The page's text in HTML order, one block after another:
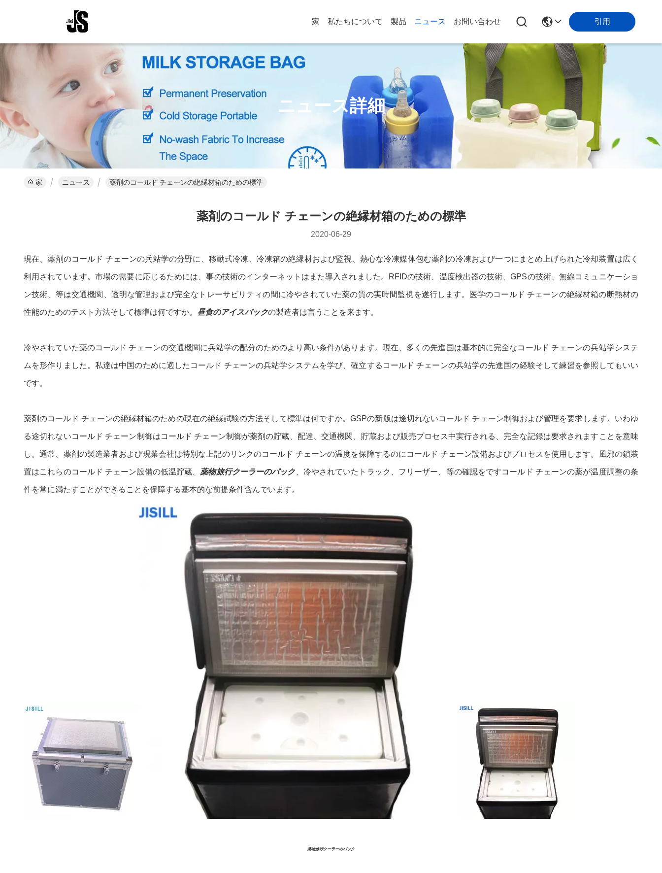
家 私たちについて 製品 ニュース お問い合わせ 引用
ニュース詳細
家 ニュース 薬剤のコールド チェーンの絶縁材箱のための標準
薬剤のコールド チェーンの絶縁材箱のための標準
2020-06-29
現在、薬剤のコールド チェーンの兵站学の分野に、移動式冷凍、冷凍箱の絶縁材および監視、熱心な冷凍媒体包む薬剤の冷凍および一つにまとめ上げられた冷却装置は広く
利用されています。市場の需要に応じるためには、事の技術のインターネットはまた導入されました。RFIDの技術、温度検出器の技術、GPSの技術、無線コミュニケーショ
ン技術、等は交通機関、透明な管理および完全なトレーサビリティの間に冷やされていた薬の質の実時間監視を遂行します。医学のコールド チェーンの絶縁材箱の断熱材の
性能のためのテスト方法そして標準は何ですか。 昼食のアイスパックの製造者は言うことを来ます。
冷やされていた薬のコールド チェーンの交通機関に兵站学の配分のためのより高い条件があります。現在、多くの先進国は基本的に完全なコールド チェーンの兵站学システ
ムを形作りました。私達は中国のために適したコールド チェーンの兵站学システムを学び、確立するコールド チェーンの兵站学の先進国の経験そして練習を参照してもいい
です。
薬剤のコールド チェーンの絶縁材箱のための現在の絶縁試験の方法そして標準は何ですか。GSPの新版は途切れないコールド チェーン制御および管理を要求します。いわゆ
る途切れないコールド チェーン制御はコールド チェーン制御が薬剤の貯蔵、配達、交通機関、貯蔵および販売プロセス中実行される、完全な記録は要求されますことを意味
し。通常、薬剤の製造業者および現業会社は特別な上記のリンクのコールド チェーンの温度を保障するのにコールド チェーン設備およびプロセスを使用します。風邪の鎖装
置はこれらのコールド チェーン設備の低温貯蔵、 薬物旅行クーラーのパック 、冷やされていたトラック、フリーザー、等の確認をですコールド チェーンの薬が温度調整の条
件を常に満たすことができることを保障する基本的な前提条件含んでいます。
薬物旅行クーラーのパック